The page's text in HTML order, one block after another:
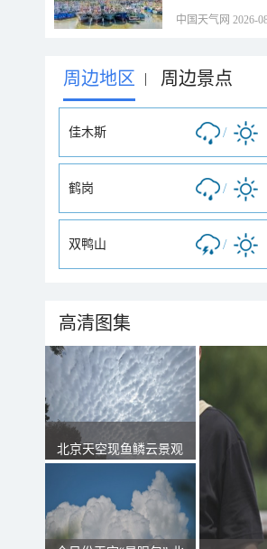
中国天气网 2026-
周边地区 | 周边景点
佳木斯 /
鹤岗 /
双鸭山 /
高清图集
北京天空现鱼鳞云景观